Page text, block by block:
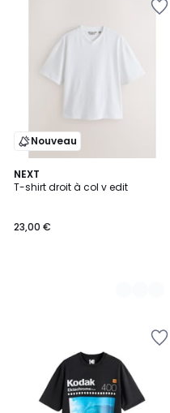
Nouveau
NEXT
T-shirt droit à col v edit
23,00 €
2
Couleurs